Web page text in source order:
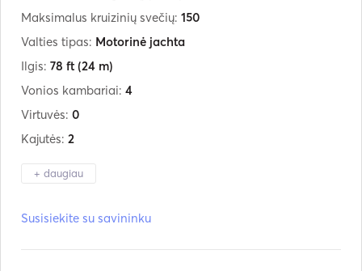
Maksimalus kruizinių svečių: 150
Valties tipas: Motorinė jachta
Ilgis: 78 ft (24 m)
Vonios kambariai: 4
Virtuvės: 0
Kajutės: 2
+ daugiau
Susisiekite su savininku